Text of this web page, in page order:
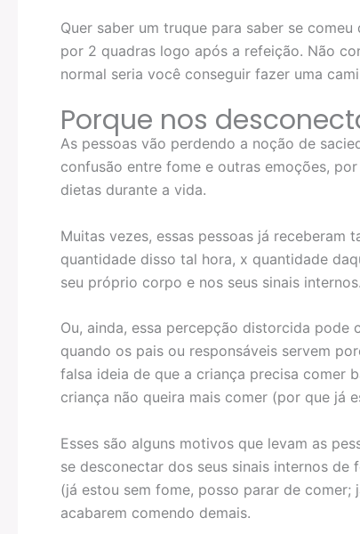
Quer saber um truque para saber se
por 2 quadras logo após a refeição. Não
normal seria você conseguir fazer uma
Porque nos
As pessoas vão perdendo a noção de
confusão entre fome e outras emoções,
dietas durante a vida.
Muitas vezes, essas pessoas já receberam
quantidade disso tal hora, x quantidade
seu próprio corpo e nos seus sinais internos.
Ou, ainda, essa percepção distorcida pode
quando os pais ou responsáveis servem
falsa ideia de que a criança precisa comer
criança não queira mais comer (por que já
Esses são alguns motivos que levam as
se desconectar dos seus sinais internos
(já estou sem fome, posso parar de
acabarem comendo demais.